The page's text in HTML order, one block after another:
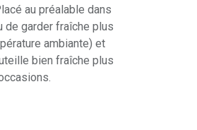
au préalable dans
de garder fraîche plus
ambiante) et
bien fraîche plus